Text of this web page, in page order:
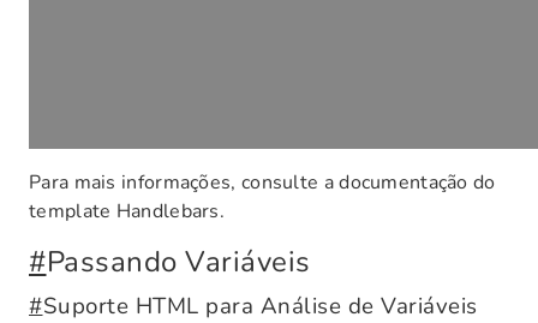
Para mais informações, consulte a documentação do
template Handlebars.
#Passando Variáveis
#Suporte HTML para Análise de Variáveis